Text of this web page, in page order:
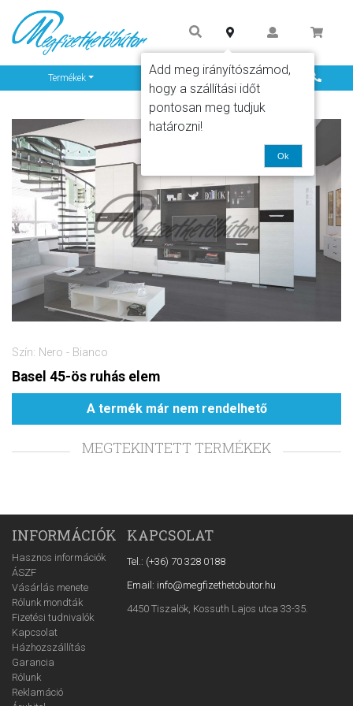
Termékek Info
Szín: Nero - Bianco
Basel 45-ös ruhás elem
A termék már nem rendelhető
MEGTEKINTETT TERMÉKEK
INFORMÁCIÓK
Hasznos információk
ÁSZF
Vásárlás menete
Rólunk mondták
Fizetési tudnivalók
Kapcsolat
Házhozszállítás
Garancia
Rólunk
Reklamáció
KAPCSOLAT
Tel.: (+36) 70 328 0188
Email: info@megfizethetobutor.hu
4450 Tiszalök, Kossuth Lajos utca 33-35.
Add meg irányítószámod,
hogy a szállítási időt
pontosan meg tudjuk
határozni!
Ok